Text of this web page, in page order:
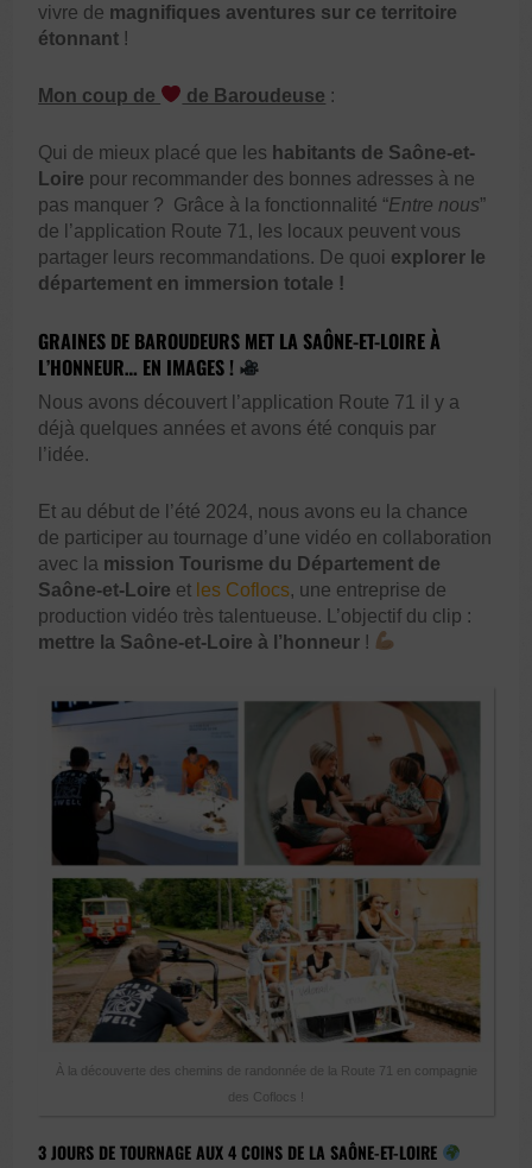
vivre de magnifiques aventures sur ce territoire
étonnant !
Mon coup de de Baroudeuse :
Qui de mieux placé que les habitants de Saône-et-
Loire pour recommander des bonnes adresses à ne
pas manquer ? Grâce à la fonctionnalité “Entre nous”
de l’application Route 71, les locaux peuvent vous
partager leurs recommandations. De quoi explorer le
département en immersion totale !
GRAINES DE BAROUDEURS MET LA SAÔNE-ET-LOIRE À
L’HONNEUR… EN IMAGES !
Nous avons découvert l’application Route 71 il y a
déjà quelques années et avons été conquis par
l’idée.
Et au début de l’été 2024, nous avons eu la chance
de participer au tournage d’une vidéo en collaboration
avec la mission Tourisme du Département de
Saône-et-Loire et les Coflocs, une entreprise de
production vidéo très talentueuse. L’objectif du clip :
mettre la Saône-et-Loire à l’honneur !
À la découverte des chemins de randonnée de la Route 71 en compagnie
des Coflocs !
3 JOURS DE TOURNAGE AUX 4 COINS DE LA SAÔNE-ET-LOIRE